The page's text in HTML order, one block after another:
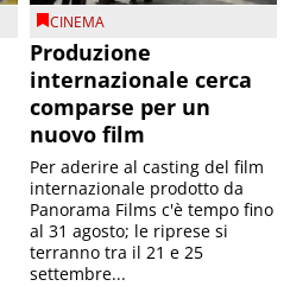
CINEMA
Produzione
internazionale cerca
comparse per un
nuovo film
Per aderire al casting del film
internazionale prodotto da
Panorama Films c'è tempo fino
al 31 agosto; le riprese si
terranno tra il 21 e 25
settembre...